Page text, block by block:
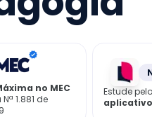
no MEC
1.881 de
Estude
aplicativo